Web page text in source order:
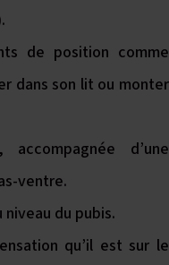
de position comme
dans son lit ou monter
d’une
ventre.
niveau du pubis.
qu’il est sur le